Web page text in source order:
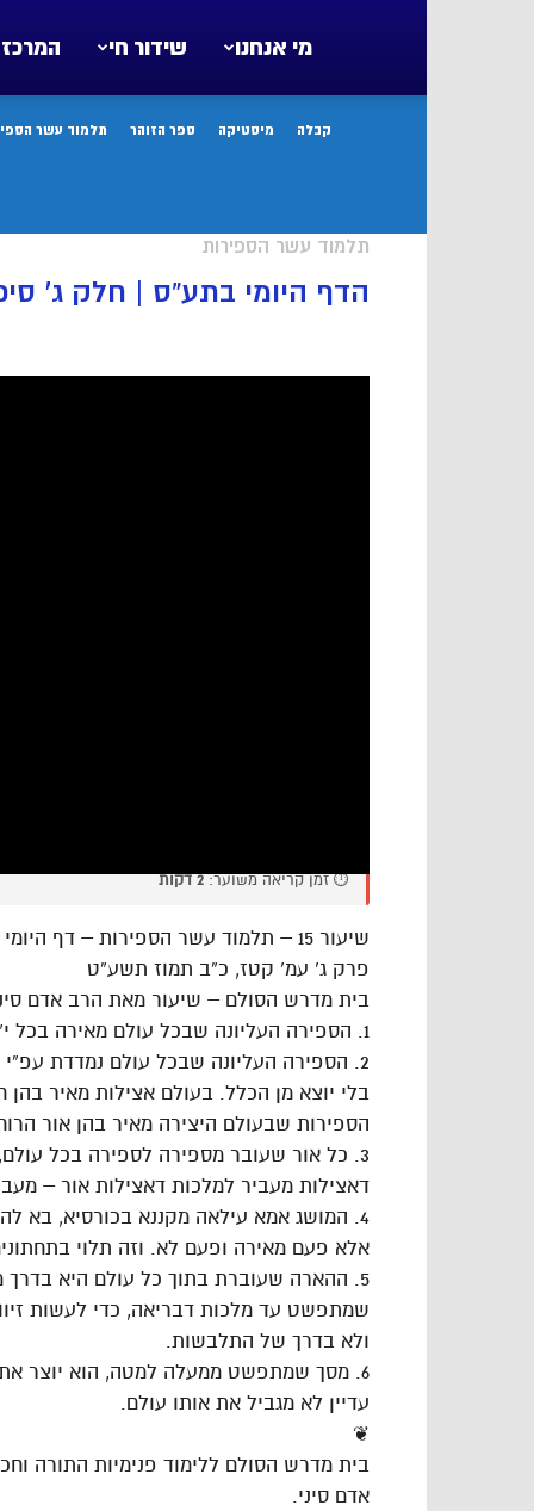
המרכז שידור חי מי אנחנו
קבלה מיסטיקה ספר הזוהר תלמוד עשר
תלמוד עשר הספירות
הדף היומי בתע”ס | חלק ג’
⏱️ זמן קריאה משוער:2 דקות
שיעור 15 – תלמוד עשר הספירות – דף היומי – חלק ג’
פרק ג’ עמ’ קטז, כ”ב תמוז תשע”ט
בית מדרש הסולם – שיעור מאת הרב אדם
1. הספירה העליונה שבכל עולם מאירה בכל י”ס שבאותו עולם
2. הספירה העליונה שבכל עולם נמדדת
בלי יוצא מן הכלל. בעולם אצילות מאיר
הספירות שבעולם היצירה מאיר בהן אור
3. כל אור שעובר מספירה לספירה בכל
דאצילות מעביר למלכות דאצילות אור –
4. המושג אמא עילאה מקננא בכורסיא, בא
אלא פעם מאירה ופעם לא. וזה תלוי
5. ההארה שעוברת בתוך כל עולם היא
שמתפשט עד מלכות דבריאה, כדי לעשות
ולא בדרך של התלבשות.
6. מסך שמתפשט ממעלה למטה, הוא יוצר
עדיין לא מגביל את אותו עולם.
❦
בית מדרש הסולם ללימוד פנימיות התורה
אדם סיני.